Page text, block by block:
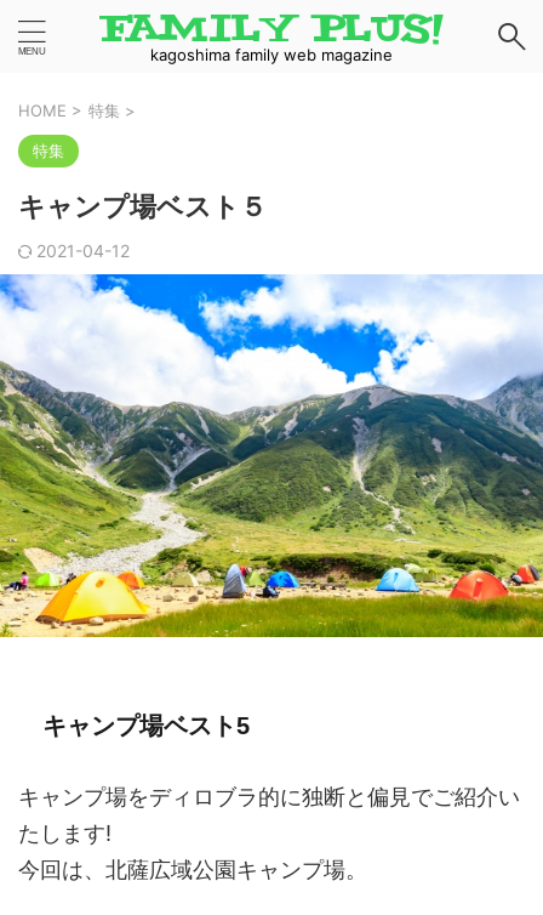
kagoshima family web magazine
HOME > 特集 >
特集
キャンプ場ベスト５
2021-04-12
キャンプ場ベスト5
キャンプ場をディロブラ的に独断と偏見でご紹介い
たします!
今回は、北薩広域公園キャンプ場。